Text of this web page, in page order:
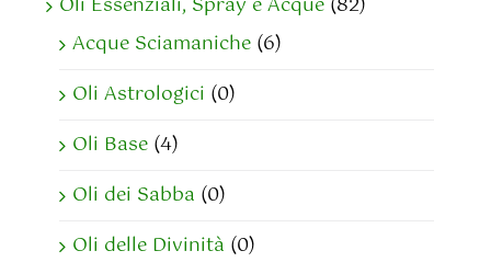
Acque Sciamaniche (6)
Oli Astrologici (0)
Oli Base (4)
Oli dei Sabba (0)
Oli delle Divinità (0)